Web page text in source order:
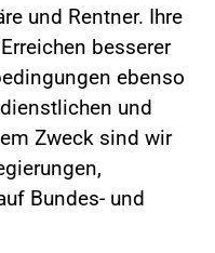
und Rentner. Ihre
besserer
ebenso
und
Zweck sind wir
Bundes- und